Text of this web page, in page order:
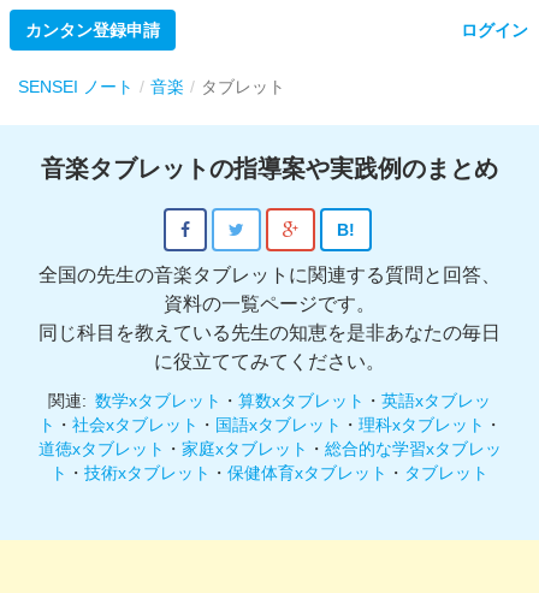
カンタン登録申請 ログイン
SENSEI ノート 音楽 タブレット
音楽タブレットの指導案や実践例のまとめ
B!
全国の先生の音楽タブレットに関連する質問と回答、
資料の一覧ページです。
同じ科目を教えている先生の知恵を是非あなたの毎日
に役立ててみてください。
関連: 数学xタブレット ・ 算数xタブレット ・ 英語xタブレッ
ト ・ 社会xタブレット ・ 国語xタブレット ・ 理科xタブレット ・
道徳xタブレット ・ 家庭xタブレット ・ 総合的な学習xタブレッ
ト ・ 技術xタブレット ・ 保健体育xタブレット ・ タブレット